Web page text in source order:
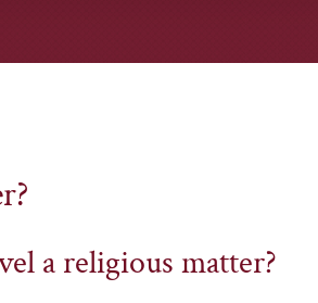
a religious matter?